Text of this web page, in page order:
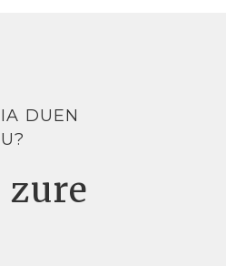
DUEN